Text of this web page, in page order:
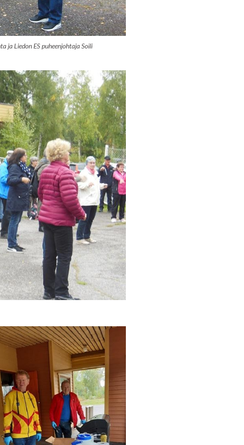
ja Liedon ES puheenjohtaja Soili